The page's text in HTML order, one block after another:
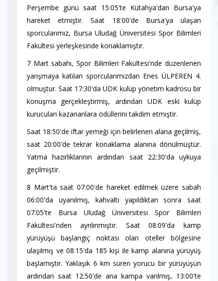
Perşembe günü saat 15:05'te Kütahya'dan Bursa'ya
hareket etmiştir. Saat 18:00'de Bursa'ya ulaşan
sporcularımız, Bursa Uludağ Üniversitesi Spor Bilimleri
Fakültesi yerleşkesinde konaklamıştır.
7 Mart sabahı, Spor Bilimleri Fakültesi'nde düzenlenen
yarışmaya katılan sporcularımızdan Enes ÜLPEREN 4.
olmuştur. Saat 17:30'da UDK kulüp yönetim kadrosu bir
konuşma gerçekleştirmiş, ardından UDK eski kulüp
kurucuları kazananlara ödüllerini takdim etmiştir.
Saat 18:50'de iftar yemeği için belirlenen alana geçilmiş,
saat 20:00'de tekrar konaklama alanına dönülmüştür.
Yatma hazırlıklarının ardından saat 22:30'da uykuya
geçilmiştir.
8 Mart'ta saat 07:00'de hareket edilmek üzere sabah
06:00'da uyanılmış, kahvaltı yapıldıktan sonra saat
07:05'te Bursa Uludağ Üniversitesi Spor Bilimleri
Fakültesi'nden ayrılınmıştır. Saat 08:09'da kamp
yürüyüşü başlangıç noktası olan oteller bölgesine
ulaşılmış ve 08:15'da 185 kişi ile kamp alanına yürüyüş
başlamıştır. Yaklaşık 6 km süren yorucu bir yürüyüşün
ardından saat 12:50'de ana kampa varılmış, 13:00'te